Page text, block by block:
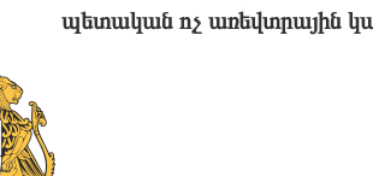
պետական ոչ առեվտրային